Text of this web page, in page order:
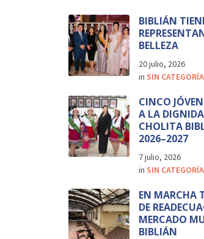
BIBLIÁN
BELLEZA
20 julio, 2026
inSIN CATEGORÍA
CINCO
A LA
CHOLITA
2026–2027
7 julio, 2026
inSIN CATEGORÍA
EN MARCHA
DE
MERCADO
BIBLIÁN